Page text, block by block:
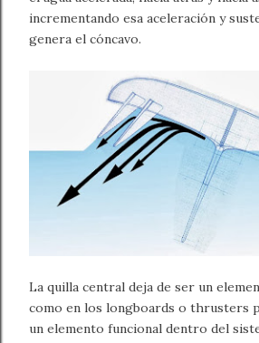
incrementando esa aceleración y
genera el cóncavo.
La quilla central deja de ser un
como en los longboards o thrusters
un elemento funcional dentro del